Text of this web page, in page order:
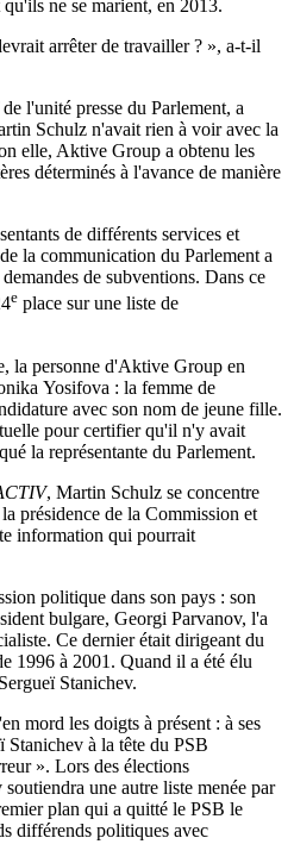
ne se marient, en 2013.
arrêter de travailler ? », a-t-il
l'unité presse du Parlement, a
Schulz n'avait rien à voir avec la
elle, Aktive Group a obtenu les
déterminés à l'avance de manière
de différents services et
la communication du Parlement a
de subventions. Dans ce
e place sur une liste de
la personne d'Aktive Group en
Yosifova : la femme de
avec son nom de jeune fille.
pour certifier qu'il n'y avait
la représentante du Parlement.
, Martin Schulz se concentre
présidence de la Commission et
information qui pourrait
politique dans son pays : son
bulgare, Georgi Parvanov, l'a
Ce dernier était dirigeant du
1996 à 2001. Quand il a été élu
Stanichev.
mord les doigts à présent : à ses
Stanichev à la tête du PSB
». Lors des élections
une autre liste menée par
plan qui a quitté le PSB le
différends politiques avec